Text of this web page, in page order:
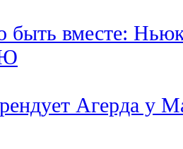
быть вместе:
Агерда у